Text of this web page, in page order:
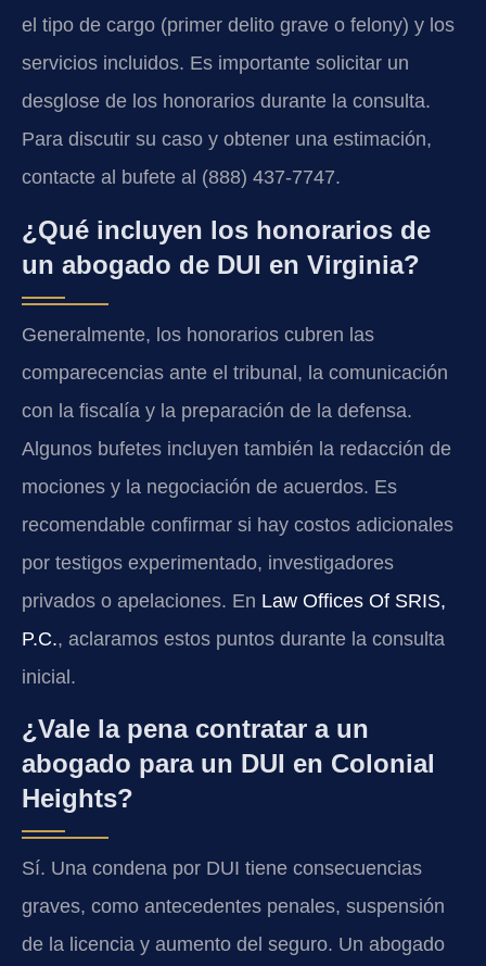
el tipo de cargo (primer delito grave o felony) y los
servicios incluidos. Es importante solicitar un
desglose de los honorarios durante la consulta.
Para discutir su caso y obtener una estimación,
contacte al bufete al (888) 437-7747.
¿Qué incluyen los honorarios de
un abogado de DUI en Virginia?
Generalmente, los honorarios cubren las
comparecencias ante el tribunal, la comunicación
con la fiscalía y la preparación de la defensa.
Algunos bufetes incluyen también la redacción de
mociones y la negociación de acuerdos. Es
recomendable confirmar si hay costos adicionales
por testigos experimentado, investigadores
privados o apelaciones. En Law Offices Of SRIS,
P.C., aclaramos estos puntos durante la consulta
inicial.
¿Vale la pena contratar a un
abogado para un DUI en Colonial
Heights?
Sí. Una condena por DUI tiene consecuencias
graves, como antecedentes penales, suspensión
de la licencia y aumento del seguro. Un abogado